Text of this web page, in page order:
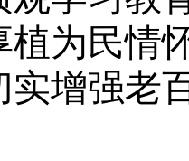
植为民情
实增强老